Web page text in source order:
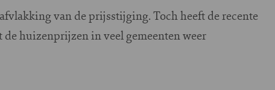
van de prijsstijging. Toch heeft de recente
huizenprijzen in veel gemeenten weer